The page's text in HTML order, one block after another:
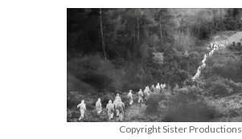
Copyright Sister Productions